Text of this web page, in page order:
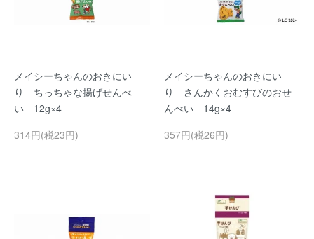
メイシーちゃんのおきにい
り ちっちゃな揚げせんべ
い 12g×4
314円(税23円)
メイシーちゃんのおきにい
り さんかくおむすびのおせ
んべい 14g×4
357円(税26円)